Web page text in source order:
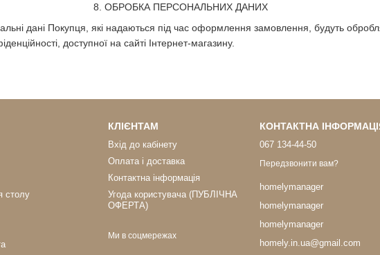
8. ОБРОБКА ПЕРСОНАЛЬНИХ ДАНИХ
дані Покупця, які надаються під час оформлення замовлення, будуть
доступної на сайті Інтернет-магазину.
столу
КЛІЄНТАМ
Вхід до кабінету
Оплата і доставка
Контактна інформація
Угода користувача (ПУБЛІЧНА
ОФЕРТА)
Ми в соцмережах
КОНТАКТНА
067 134-44-50
Передзвонити вам?
homelymanager
homelymanager
homelymanager
homely.in.ua@gmail.com